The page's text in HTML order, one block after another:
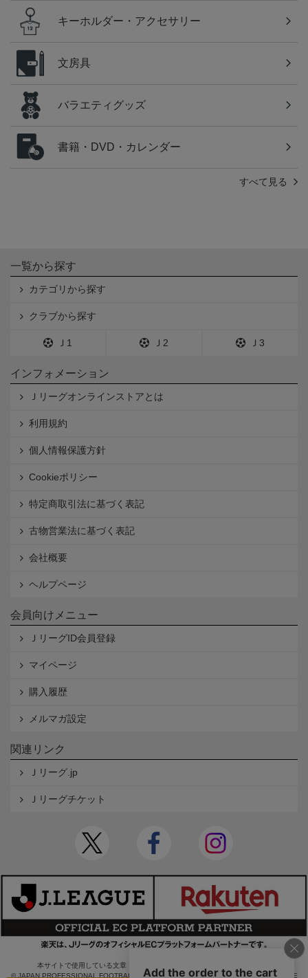
キーホルダー・アクセサリー
文房具
バラエティグッズ
書籍・DVD・カレンダー
すべて見る
一覧から探す
カテゴリから探す
クラブから探す
Ｊ1 Ｊ2 Ｊ3
インフォメーション
Ｊリーグオンラインストアとは
利用規約
個人情報保護方針
Cookieポリシー
特定商取引法に基づく表記
古物営業法に基づく表記
会社概要
ヘルプページ
会員向けメニュー
ＪリーグID会員登録
マイページ
購入履歴
メルマガ設定
関連リンク
Ｊリーグ.jp
Ｊリーグチケット
本サイトで使用している文章・画像等の無断での複製・転載を禁止します。
© JAPAN PROFESSIONAL FOOTBALL LEAGUE Rakuten Group, Inc. ALL RIGHTS RE